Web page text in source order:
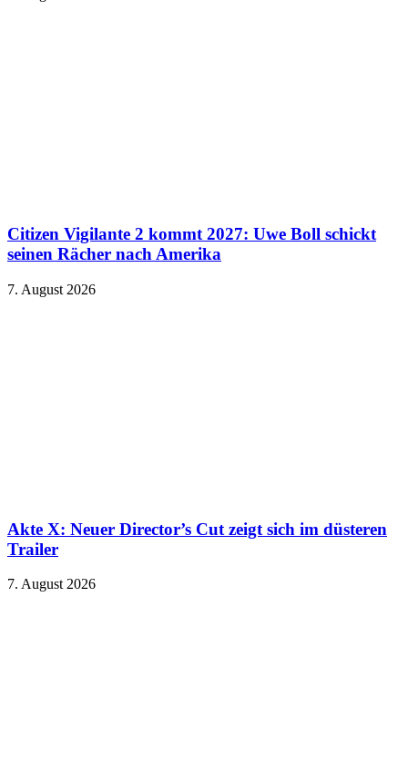
Citizen Vigilante 2 kommt 2027: Uwe Boll schickt
seinen Rächer nach Amerika
7. August 2026
Akte X: Neuer Director’s Cut zeigt sich im düsteren
Trailer
7. August 2026